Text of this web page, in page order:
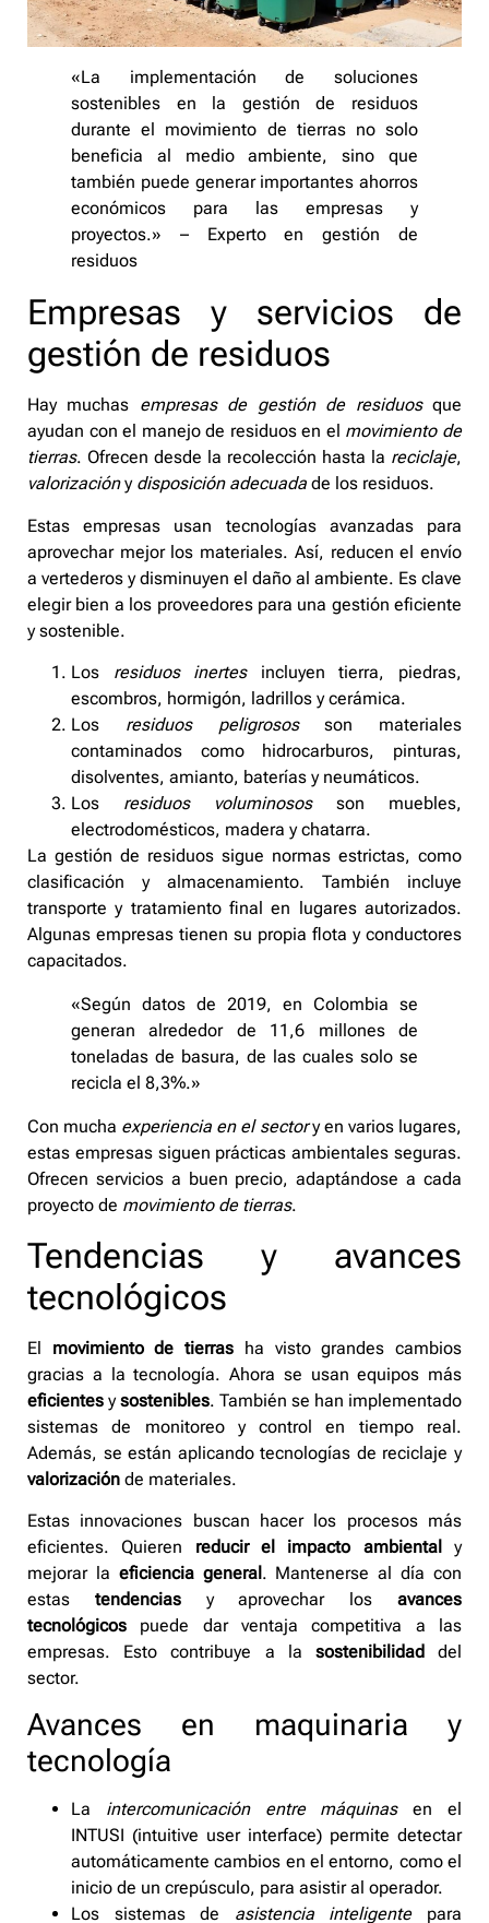
«La implementación de soluciones
sostenibles en la gestión de residuos
durante el movimiento de tierras no solo
beneficia al medio ambiente, sino que
también puede generar importantes ahorros
económicos para las empresas y
proyectos.» – Experto en gestión de
residuos
Empresas y servicios de
gestión de residuos
Hay muchas empresas de gestión de residuosque
ayudan con el manejo de residuos en el movimiento de
tierras. Ofrecen desde la recolección hasta la reciclaje,
valorizacióny disposición adecuada de los residuos.
Estas empresas usan tecnologías avanzadas para
aprovechar mejor los materiales. Así, reducen el envío
a vertederos y disminuyen el daño al ambiente. Es clave
elegir bien a los proveedores para una gestión eficiente
y sostenible.
Los residuos inertesincluyen tierra, piedras,
escombros, hormigón, ladrillos y cerámica.
Los residuos peligrososson materiales
contaminados como hidrocarburos, pinturas,
disolventes, amianto, baterías y neumáticos.
Los residuos voluminososson muebles,
electrodomésticos, madera y chatarra.
La gestión de residuos sigue normas estrictas, como
clasificación y almacenamiento. También incluye
transporte y tratamiento final en lugares autorizados.
Algunas empresas tienen su propia flota y conductores
capacitados.
«Según datos de 2019, en Colombia se
generan alrededor de 11,6 millones de
toneladas de basura, de las cuales solo se
recicla el 8,3%.»
Con mucha experiencia en el sectory en varios lugares,
estas empresas siguen prácticas ambientales seguras.
Ofrecen servicios a buen precio, adaptándose a cada
proyecto de movimiento de tierras.
Tendencias y avances
tecnológicos
El movimiento de tierras ha visto grandes cambios
gracias a la tecnología. Ahora se usan equipos más
eficientes ysostenibles. También se han implementado
sistemas de monitoreo y control en tiempo real.
Además, se están aplicando tecnologías de reciclaje y
valorización de materiales.
Estas innovaciones buscan hacer los procesos más
eficientes. Quieren reducir el impacto ambientaly
mejorar la eficiencia general. Mantenerse al día con
estas tendenciasy aprovechar losavances
tecnológicos puede dar ventaja competitiva a las
empresas. Esto contribuye a la sostenibilidaddel
sector.
Avances en maquinaria y
tecnología
La intercomunicación entre máquinasen el
INTUSI (intuitive user interface) permite detectar
automáticamente cambios en el entorno, como el
inicio de un crepúsculo, para asistir al operador.
Los sistemas de asistencia inteligentepara